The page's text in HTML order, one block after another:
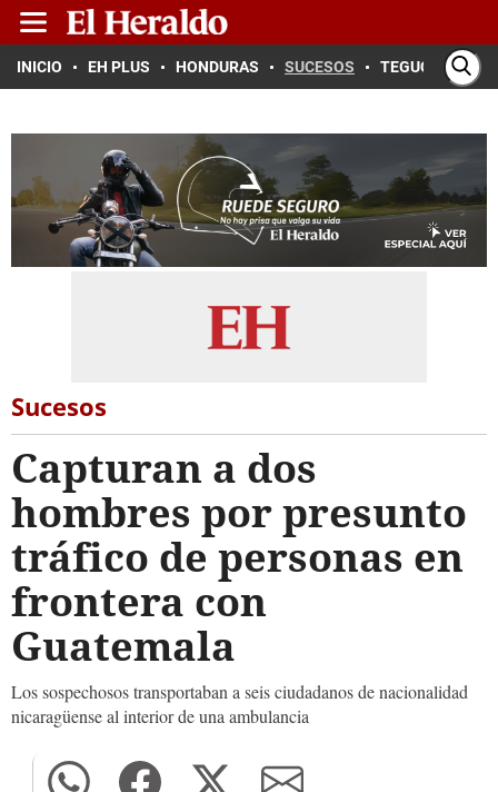
INICIO EH PLUS HONDURAS SUCESOS TEGUCIGALPA
Sucesos
Capturan a dos
hombres por presunto
tráfico de personas en
frontera con
Guatemala
Los sospechosos transportaban a seis ciudadanos de nacionalidad
nicaragüense al interior de una ambulancia